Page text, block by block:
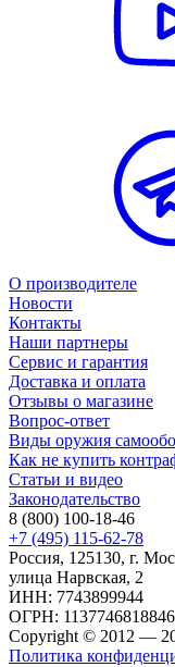
О производителе
Новости
Контакты
Наши партнеры
Сервис и гарантия
Доставка и оплата
Отзывы о магазине
Вопрос-ответ
Виды оружия
Как не купить
Статьи и видео
Законодательство
8 (800) 100-18-46
+7 (495) 115-62-78
Россия, 125130, г.
улица Нарвская, 2
ИНН: 7743899944
ОГРН: 1137746818846
Copyright © 2012 —
Политика